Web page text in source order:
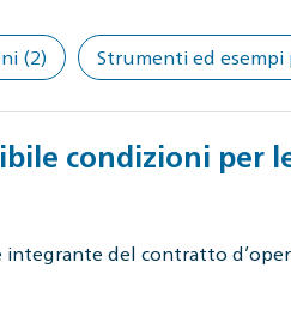
(2) Strumenti ed esempi
condizioni per
del contratto